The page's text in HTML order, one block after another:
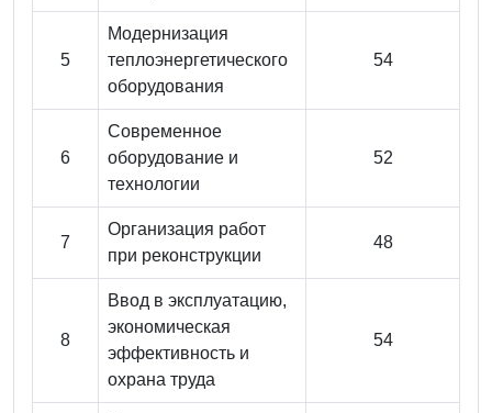
5
Модернизация
теплоэнергетического
оборудования
54
6
Современное
оборудование и
технологии
52
7
Организация работ
при реконструкции
48
8
Ввод в эксплуатацию,
экономическая
эффективность и
охрана труда
54